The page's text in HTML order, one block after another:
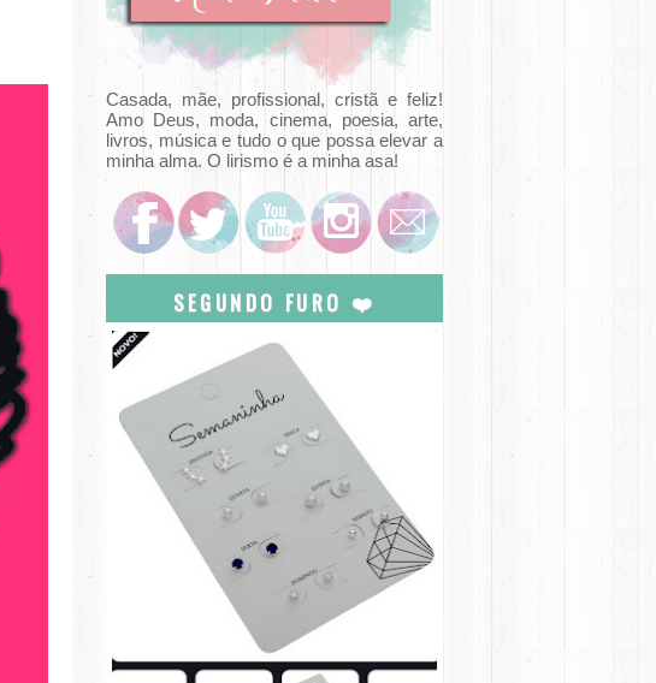
Casada, mãe, profissional, cristã e feliz!
Amo Deus, moda, cinema, poesia, arte,
livros, música e tudo o que possa elevar a
minha alma. O lirismo é a minha asa!
SEGUNDO FURO ❤️